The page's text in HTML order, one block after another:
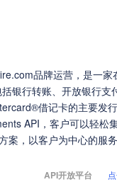
品牌运营，是一
银行转账、开放银行
借记卡的主要发
API，客户可以轻松
案，以客户为中心的服
API开放平台